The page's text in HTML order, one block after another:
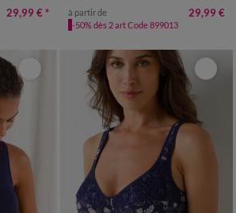
29,99 € * à partir de 29,99 €
-50% dès 2 art Code 899013